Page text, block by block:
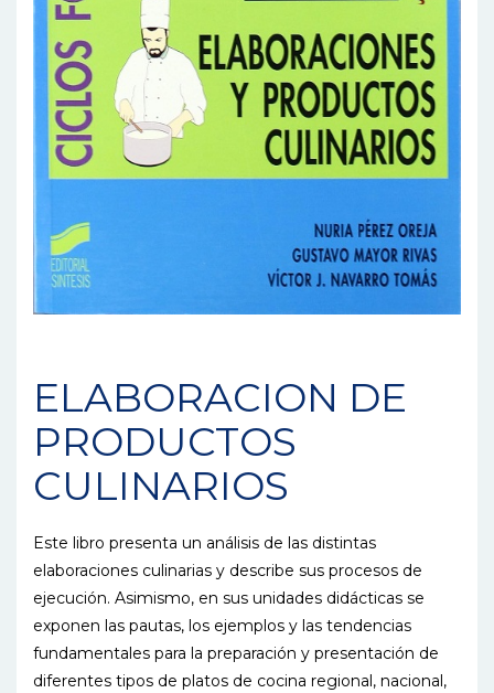
ELABORACION DE
PRODUCTOS
CULINARIOS
Este libro presenta un análisis de las distintas
elaboraciones culinarias y describe sus procesos de
ejecución. Asimismo, en sus unidades didácticas se
exponen las pautas, los ejemplos y las tendencias
fundamentales para la preparación y presentación de
diferentes tipos de platos de cocina regional, nacional,